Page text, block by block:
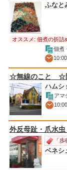
ふなと
オススメ: 佃煮の折詰
佃煮
☆無線のこと ☆
ハムシ
アマ
外反母趾・爪水
「
ベネシ